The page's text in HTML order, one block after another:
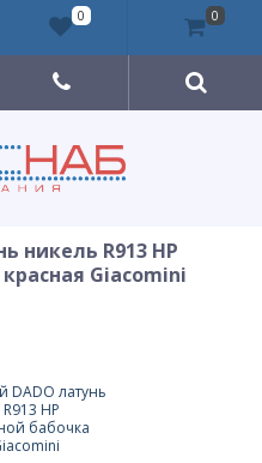
никель R913 НР
Giacomini
0 0